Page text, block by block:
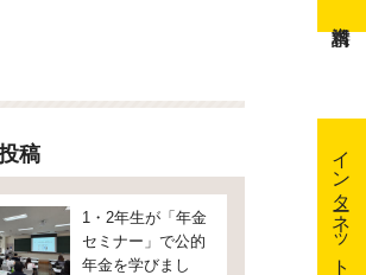
インターネット出願
稿
1・2年生が「年金
セミナー」で公的
年金を学びまし